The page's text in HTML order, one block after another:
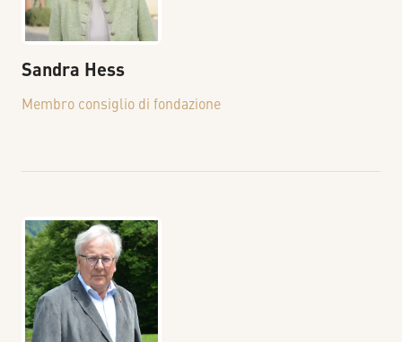
Sandra Hess
Membro consiglio di fondazione